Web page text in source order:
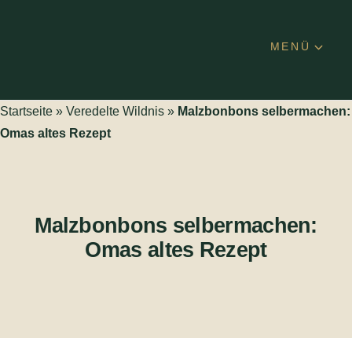
MENÜ
Startseite » Veredelte Wildnis » Malzbonbons selbermachen:
Omas altes Rezept
Malzbonbons selbermachen:
Omas altes Rezept